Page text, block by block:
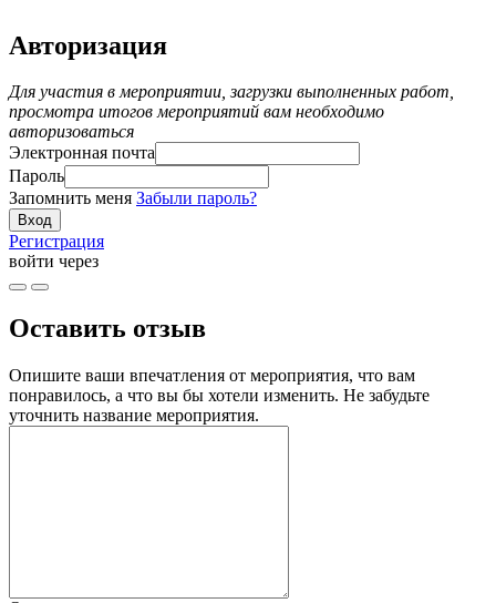
Авторизация
Для участия в мероприятии, загрузки выполненных работ,
просмотра итогов мероприятий вам необходимо
авторизоваться
Электронная почта
Пароль
Запомнить меня Забыли пароль?
Регистрация
войти через
Оставить отзыв
Опишите ваши впечатления от мероприятия, что вам
понравилось, а что вы бы хотели изменить. Не забудьте
уточнить название мероприятия.